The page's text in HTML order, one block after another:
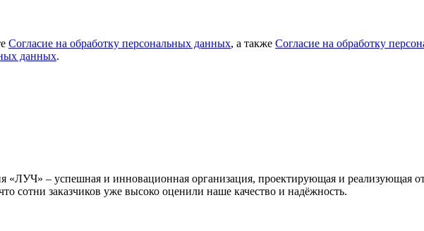
Согласие на обработку персональных данных, а также Согласие на обработку
данных.
«ЛУЧ» – успешная и инновационная организация, проектирующая и
сотни заказчиков уже высоко оценили наше качество и надёжность.